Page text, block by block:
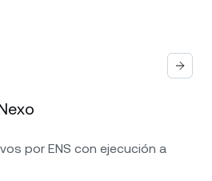
por ENS con ejecución a